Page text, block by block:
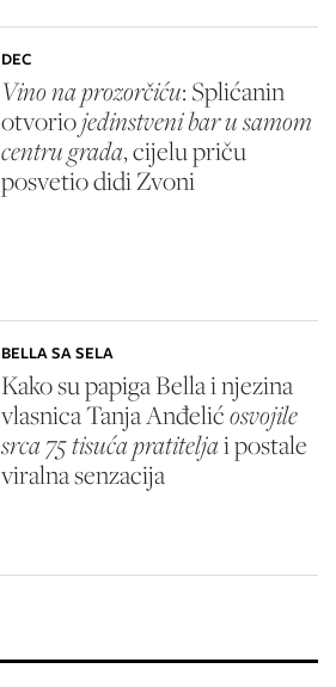
DEC
Vino na prozorčiću: Splićanin
otvoriojedinstveni bar u samom
centru grada, cijelu priču
posvetio didi Zvoni
BELLA SA SELA
Kako su papiga Bella i njezina
vlasnica Tanja Anđelićosvojile
srca 75 tisuća pratiteljai postale
viralna senzacija